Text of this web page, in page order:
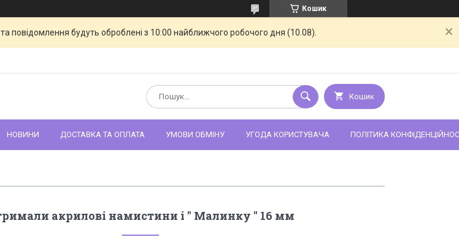
Кошик
повідомлення будуть оброблені з 10:00 найближчого робочого дня (10.08).
Кошик
НОВИНИ ДОСТАВКА ТА ОПЛАТА УМОВИ ОБМІНУ УГОДА КОРИСТУВАЧА ПОЛІТИКА
акрилові намистини і " Малинку " 16 мм